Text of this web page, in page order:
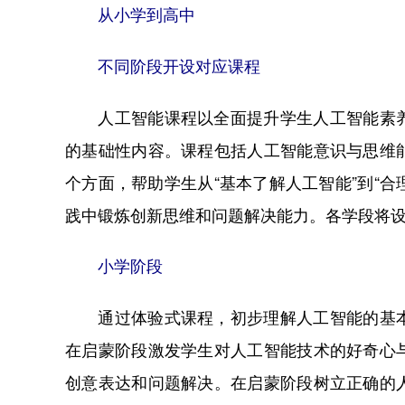
从小学到高中
不同阶段开设对应课程
人工智能课程以全面提升学生人工智能素
的基础性内容。课程包括人工智能意识与思
个方面，帮助学生从“基本了解人工智能”到“
践中锻炼创新思维和问题解决能力。各学段
小学阶段
通过体验式课程，初步理解人工智能的基
在启蒙阶段激发学生对人工智能技术的好奇
创意表达和问题解决。在启蒙阶段树立正确